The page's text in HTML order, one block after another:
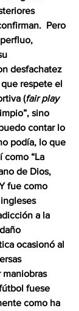
Pero
desfachatez
respete el
(fair play
sino
contar lo
podía, lo que
como “La
de Dios,
fue como
a la
ocasionó al
maniobras
fuese
como ha